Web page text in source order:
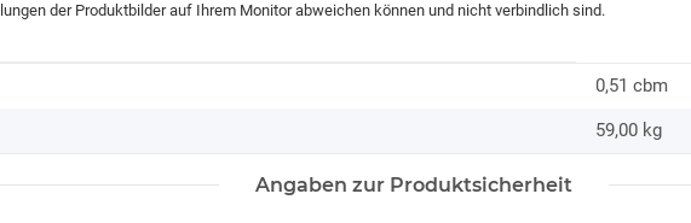
der Produktbilder auf Ihrem Monitor abweichen können und nicht verbindlich sind.
0,51 cbm
59,00 kg
Angaben zur Produktsicherheit